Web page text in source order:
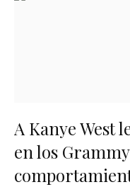
A Kanye West
en los